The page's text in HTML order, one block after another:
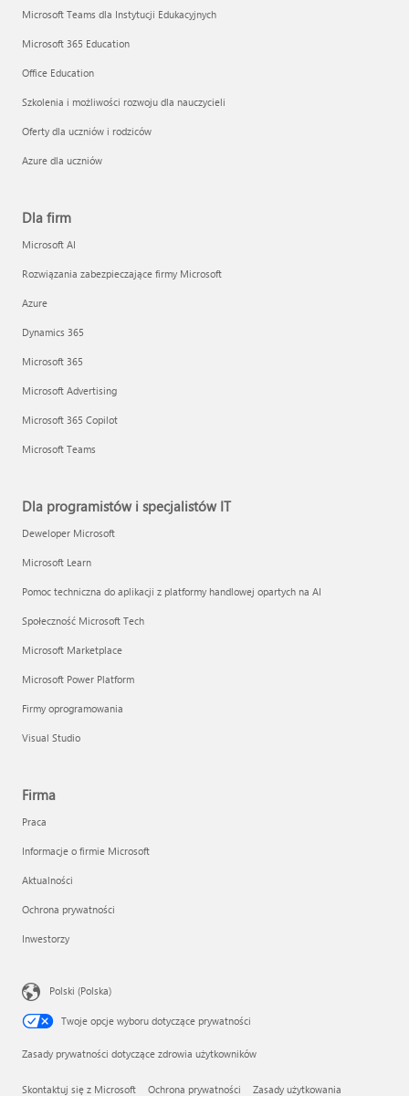
Microsoft Teams dla Instytucji Edukacyjnych
Microsoft 365 Education
Office Education
Szkolenia i możliwości rozwoju dla nauczycieli
Oferty dla uczniów i rodziców
Azure dla uczniów
Dla firm
Microsoft AI
Rozwiązania zabezpieczające firmy Microsoft
Azure
Dynamics 365
Microsoft 365
Microsoft Advertising
Microsoft 365 Copilot
Microsoft Teams
Dla programistów i specjalistów IT
Deweloper Microsoft
Microsoft Learn
Pomoc techniczna do aplikacji z platformy handlowej opartych na AI
Społeczność Microsoft Tech
Microsoft Marketplace
Microsoft Power Platform
Firmy oprogramowania
Visual Studio
Firma
Praca
Informacje o firmie Microsoft
Aktualności
Ochrona prywatności
Inwestorzy
Polski (Polska)
Twoje opcje wyboru dotyczące prywatności
Zasady prywatności dotyczące zdrowia użytkowników
Skontaktuj się z Microsoft Ochrona prywatności Zasady użytkowania